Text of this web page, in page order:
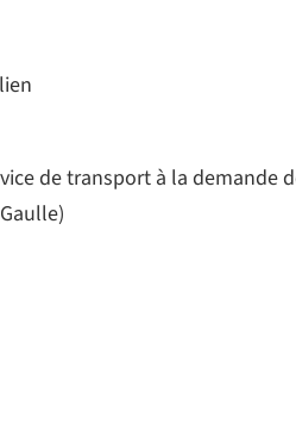
de transport à la demande